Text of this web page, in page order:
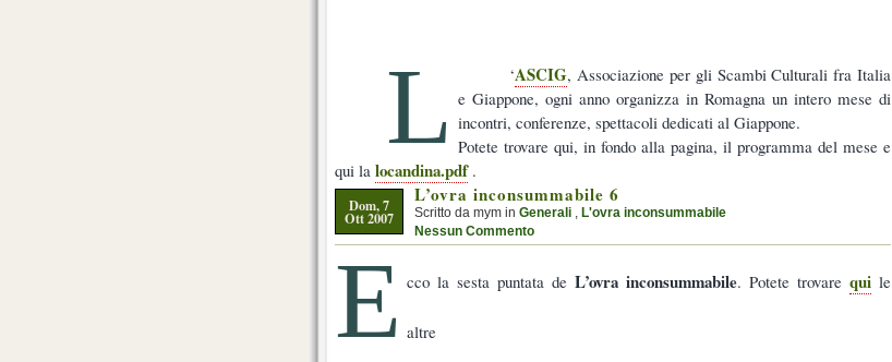
L ‘ASCIG, Associazione per gli Scambi Culturali fra Italia
e Giappone, ogni anno organizza in Romagna un intero mese di
incontri, conferenze, spettacoli dedicati al Giappone.
Potete trovare qui, in fondo alla pagina, il programma del mese e
qui la locandina.pdf.
Dom, 7
Ott 2007
L’ovra inconsummabile 6
Scritto da mym in Generali
L'ovra inconsummabile
Nessun Commento
E cco la sesta puntata de L’ovra inconsummabile. Potete trovare qui le
altre